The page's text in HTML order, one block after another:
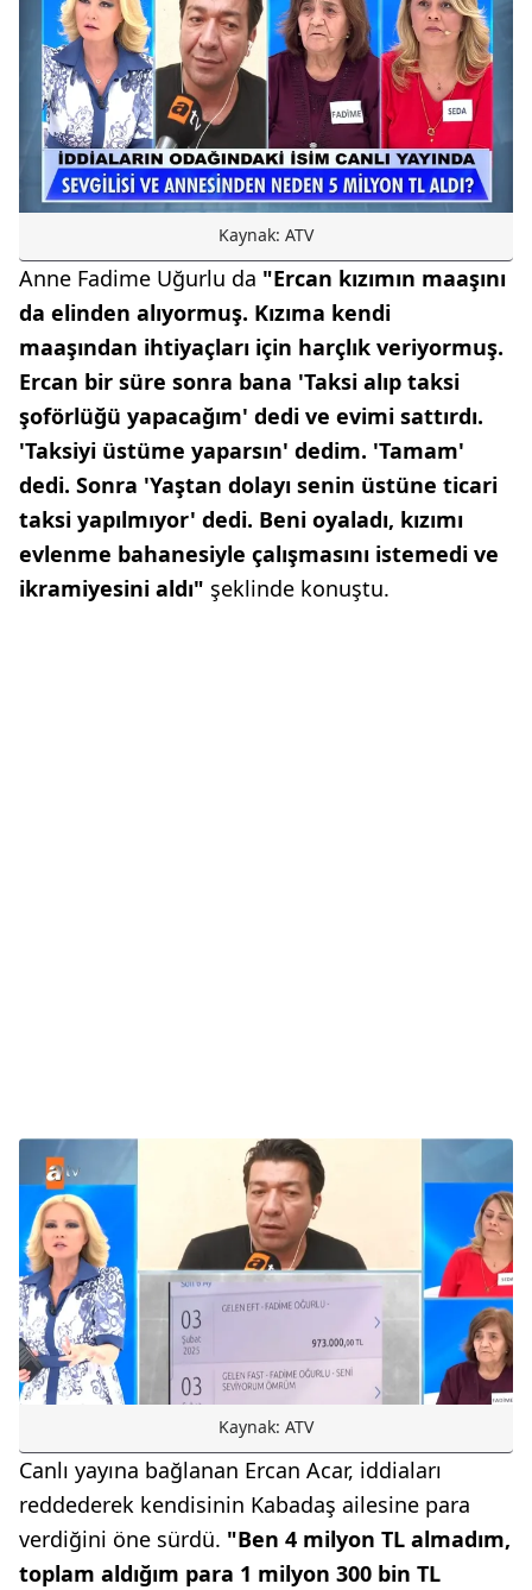
Kaynak: ATV
Anne Fadime Uğurlu da "Ercan kızımın maaşını
da elinden alıyormuş. Kızıma kendi
maaşından ihtiyaçları için harçlık veriyormuş.
Ercan bir süre sonra bana 'Taksi alıp taksi
şoförlüğü yapacağım' dedi ve evimi sattırdı.
'Taksiyi üstüme yaparsın' dedim. 'Tamam'
dedi. Sonra 'Yaştan dolayı senin üstüne ticari
taksi yapılmıyor' dedi. Beni oyaladı, kızımı
evlenme bahanesiyle çalışmasını istemedi ve
ikramiyesini aldı" şeklinde konuştu.
Kaynak: ATV
Canlı yayına bağlanan Ercan Acar, iddiaları
reddederek kendisinin Kabadaş ailesine para
verdiğini öne sürdü. "Ben 4 milyon TL almadım,
toplam aldığım para 1 milyon 300 bin TL